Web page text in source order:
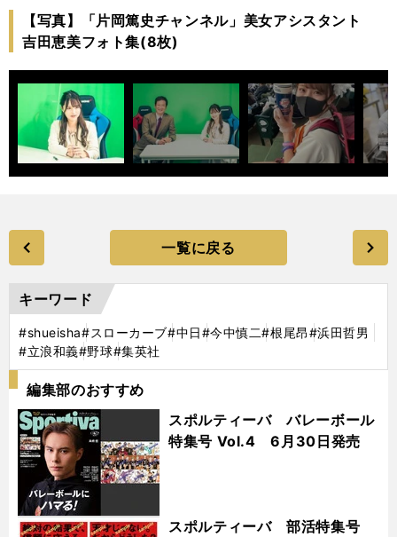
【写真】「片岡篤史チャンネル」美女アシスタント
吉田恵美フォト集(8枚)
一覧に戻る
キーワード
#shueisha#スローカーブ#中日#今中慎二#根尾昂#浜田哲男
#立浪和義#野球#集英社
編集部のおすすめ
スポルティーバ バレーボール
特集号 Vol.4 6月30日発売
スポルティーバ 部活特集号